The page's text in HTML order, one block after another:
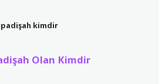
padişah kimdir
Olan Kimdir